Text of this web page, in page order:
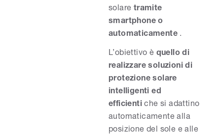
solare tramite
smartphone o
automaticamente.
L’obiettivo è quello di
realizzare soluzioni di
protezione solare
intelligenti ed
efficientiche si adattino
automaticamente alla
posizione del sole e alle